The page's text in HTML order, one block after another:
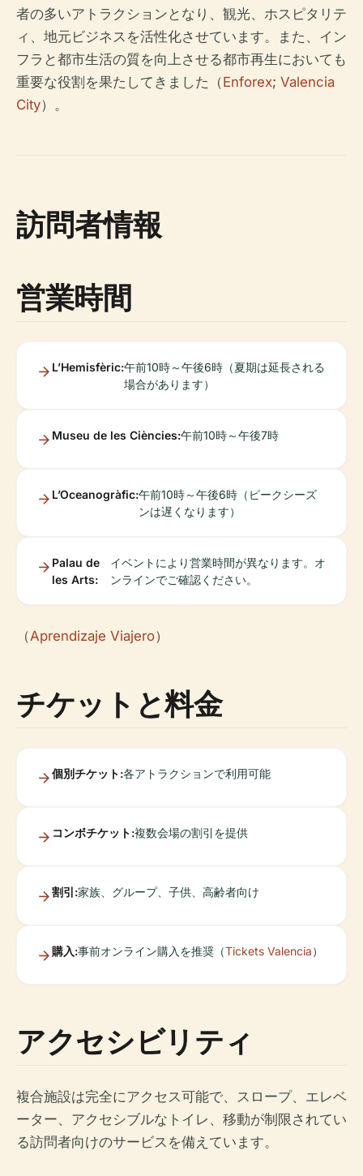
者の多いアトラクションとなり、観光、ホスピタリテ
ィ、地元ビジネスを活性化させています。また、イン
フラと都市生活の質を向上させる都市再生においても
重要な役割を果たしてきました（Enforex; Valencia
City）。
訪問者情報
営業時間
L’Hemisfèric:午前10時～午後6時（夏期は延長される
場合があります）
Museu de les Ciències:午前10時～午後7時
L’Oceanogràfic:午前10時～午後6時（ピークシーズ
ンは遅くなります）
Palau de
les Arts:
イベントにより営業時間が異なります。オ
ンラインでご確認ください。
（Aprendizaje Viajero）
チケットと料金
個別チケット:各アトラクションで利用可能
コンボチケット:複数会場の割引を提供
割引:家族、グループ、子供、高齢者向け
購入:事前オンライン購入を推奨（Tickets Valencia）
アクセシビリティ
複合施設は完全にアクセス可能で、スロープ、エレベ
ーター、アクセシブルなトイレ、移動が制限されてい
る訪問者向けのサービスを備えています。